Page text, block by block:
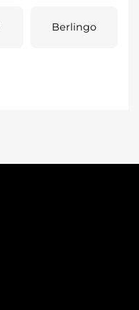
Berlingo